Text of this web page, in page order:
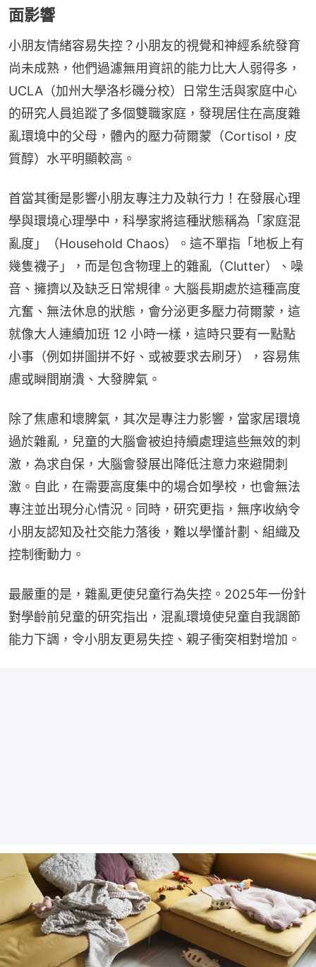
面影響
小朋友情緒容易失控？小朋友的視覺和神經系統發育
尚未成熟，他們過濾無用資訊的能力比大人弱得多，
UCLA（加州大學洛杉磯分校）日常生活與家庭中心
的研究人員追蹤了多個雙職家庭，發現居住在高度雜
亂環境中的父母，體內的壓力荷爾蒙（Cortisol，皮
質醇）水平明顯較高。
首當其衝是影響小朋友專注力及執行力！在發展心理
學與環境心理學中，科學家將這種狀態稱為「家庭混
亂度」（Household Chaos）。這不單指「地板上有
幾隻襪子」，而是包含物理上的雜亂（Clutter）、噪
音、擁擠以及缺乏日常規律。大腦長期處於這種高度
亢奮、無法休息的狀態，會分泌更多壓力荷爾蒙，這
就像大人連續加班 12 小時一樣，這時只要有一點點
小事（例如拼圖拼不好、或被要求去刷牙），容易焦
慮或瞬間崩潰、大發脾氣。
除了焦慮和壞脾氣，其次是專注力影響，當家居環境
過於雜亂，兒童的大腦會被迫持續處理這些無效的刺
激，為求自保，大腦會發展出降低注意力來避開刺
激。自此，在需要高度集中的場合如學校，也會無法
專注並出現分心情況。同時，研究更指，無序收納令
小朋友認知及社交能力落後，難以學懂計劃、組織及
控制衝動力。
最嚴重的是，雜亂更使兒童行為失控。2025年一份針
對學齡前兒童的研究指出，混亂環境使兒童自我調節
能力下調，令小朋友更易失控、親子衝突相對增加。